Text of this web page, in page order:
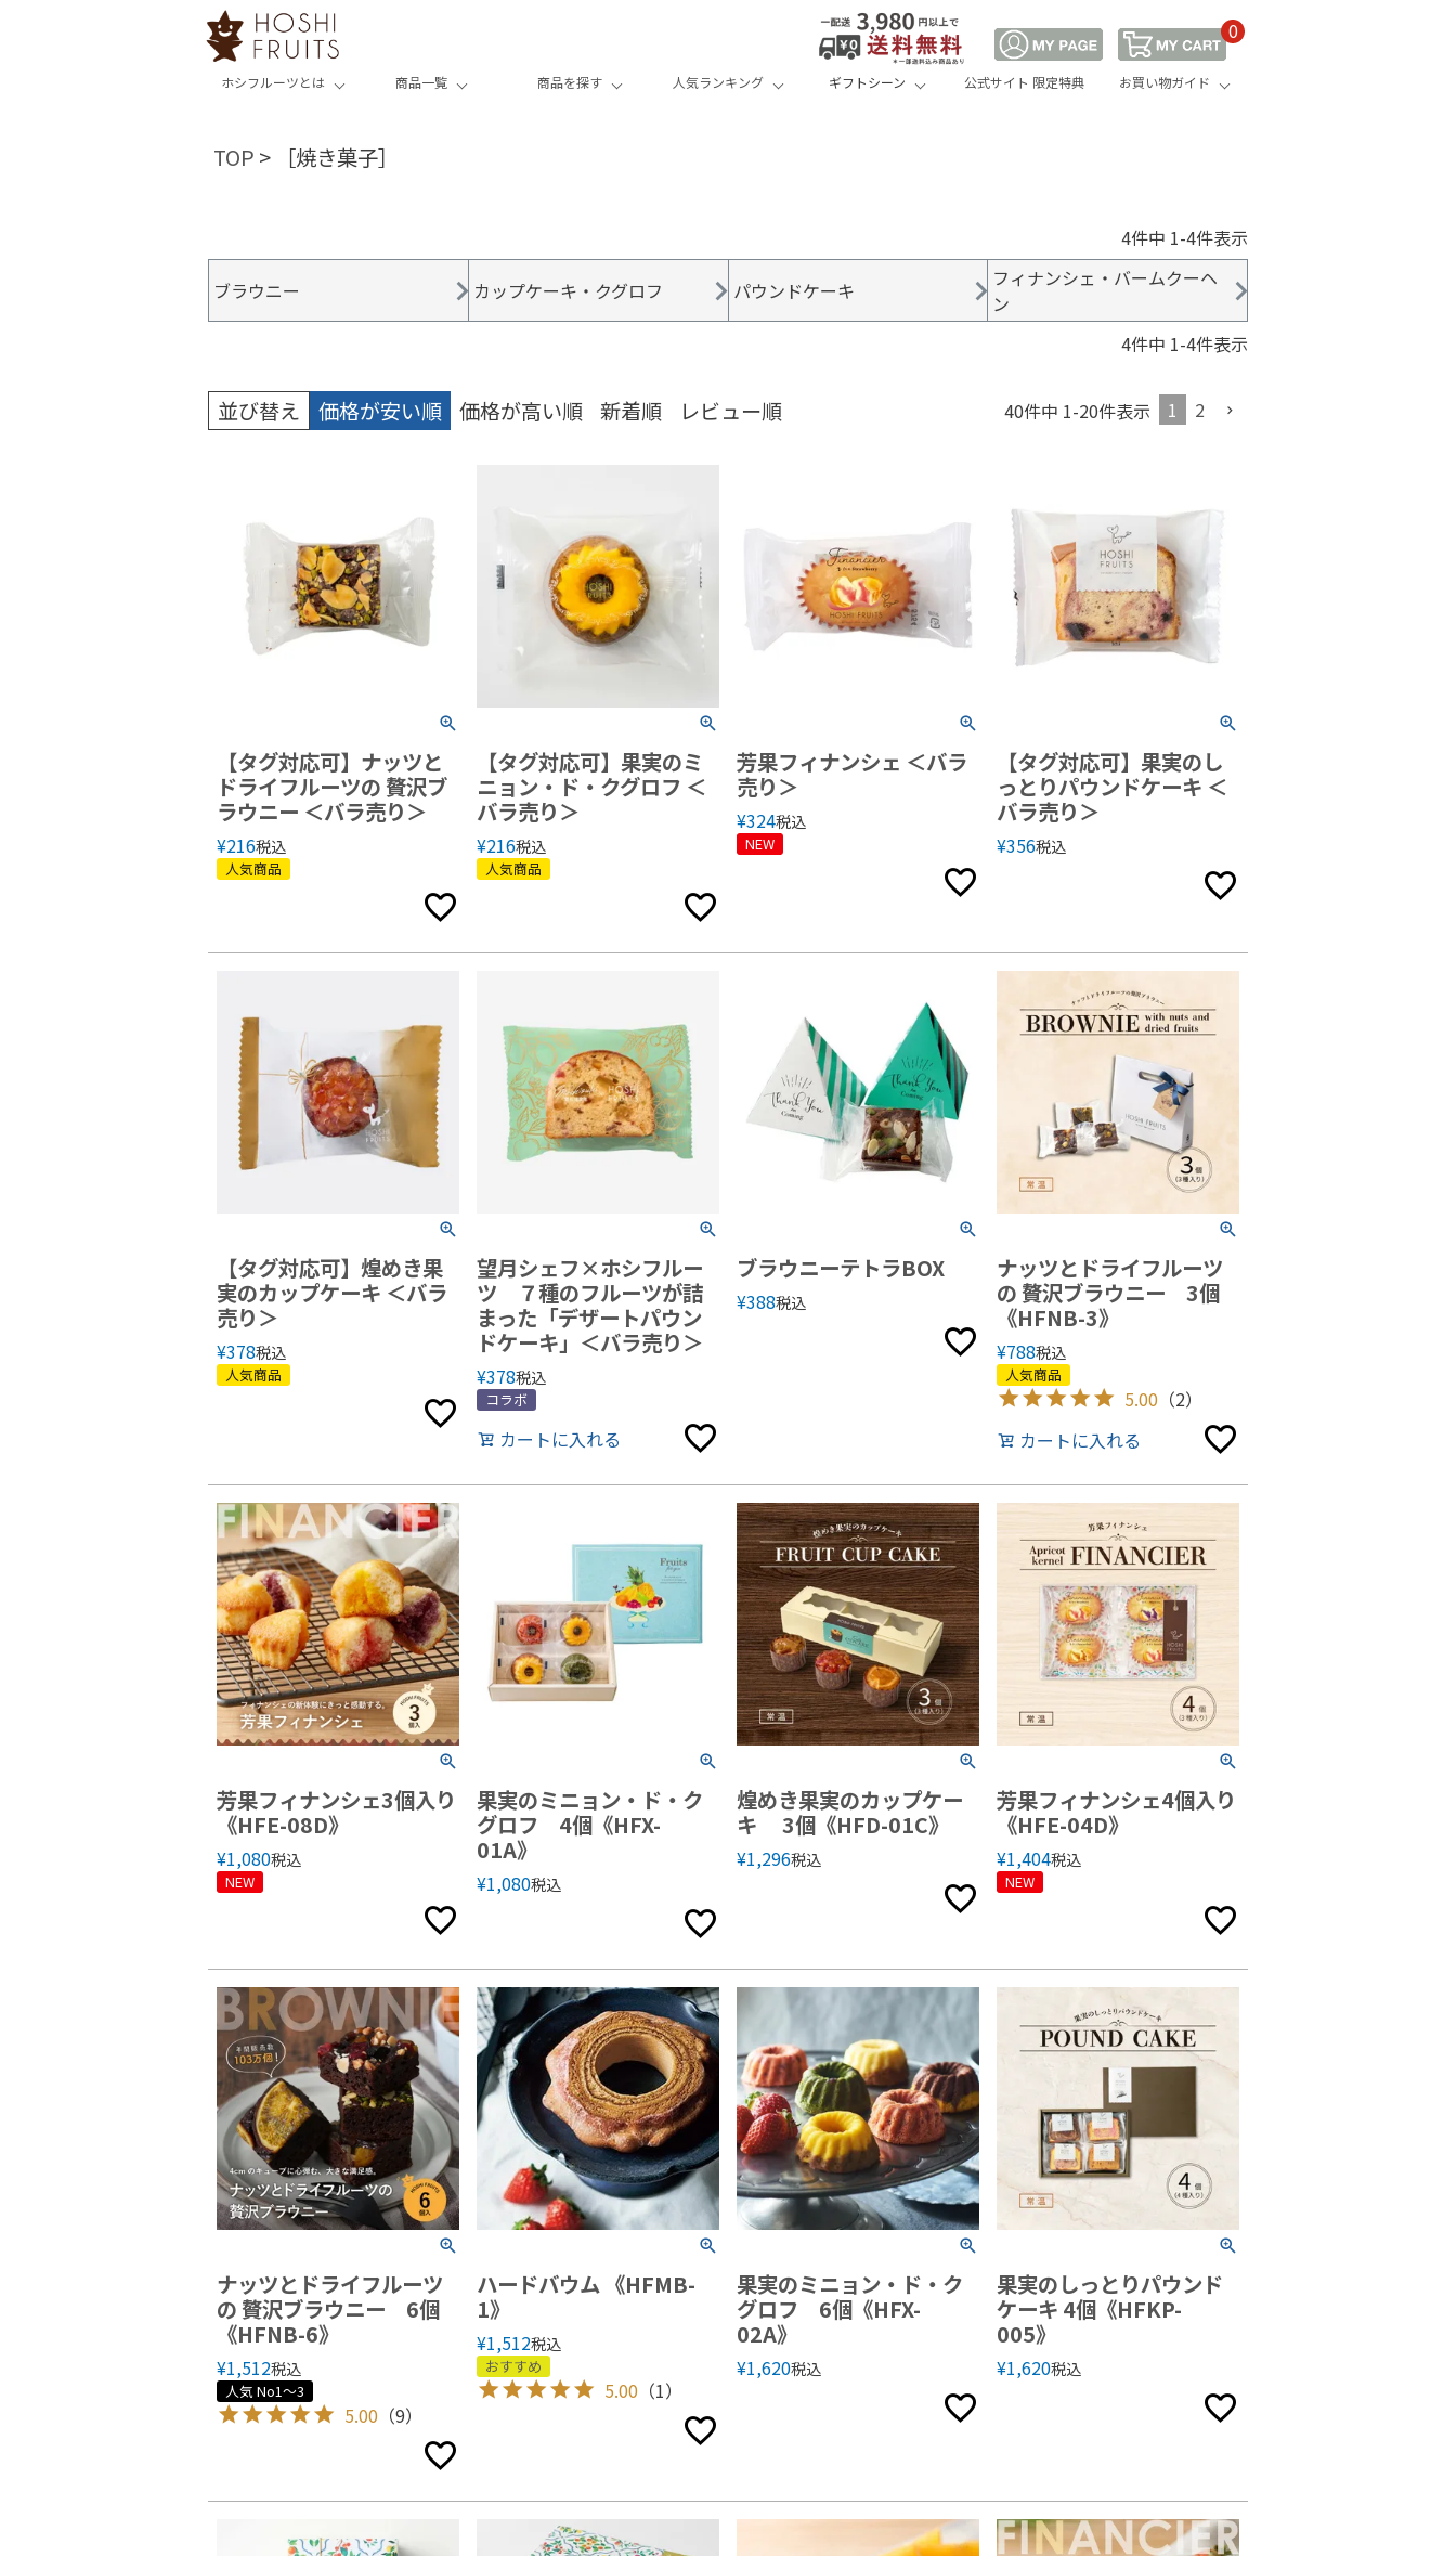
0
ホシフルーツとは 商品一覧 商品を探す 人気ランキング ギフトシーン 公式サイト 限定特典 お買い物ガイド
TOP ［焼き菓子］
4件中 1-4件表示
ブラウニー カップケーキ・クグロフ パウンドケーキ
フィナンシェ・バームクーヘ
ン
4件中 1-4件表示
並び替え 価格が安い順 価格が高い順 新着順 レビュー順 40件中 1-20件表示 1 2
【タグ対応可】ナッツと
ドライフルーツの 贅沢ブ
ラウニー ＜バラ売り＞
¥216税込
人気商品
【タグ対応可】果実のミ
ニョン・ド・クグロフ ＜
バラ売り＞
¥216税込
人気商品
芳果フィナンシェ ＜バラ
売り＞
¥324税込
NEW
【タグ対応可】果実のし
っとりパウンドケーキ ＜
バラ売り＞
¥356税込
【タグ対応可】煌めき果
実のカップケーキ ＜バラ
売り＞
¥378税込
人気商品
望月シェフ×ホシフルー
ツ ７種のフルーツが詰
まった「デザートパウン
ドケーキ」＜バラ売り＞
¥378税込
コラボ
カートに入れる
ブラウニーテトラBOX
¥388税込
ナッツとドライフルーツ
の 贅沢ブラウニー 3個
《HFNB-3》
¥788税込
人気商品
5.00 （2）
カートに入れる
芳果フィナンシェ3個入り
《HFE-08D》
¥1,080税込
NEW
果実のミニョン・ド・ク
グロフ 4個《HFX-
01A》
¥1,080税込
煌めき果実のカップケー
キ 3個《HFD-01C》
¥1,296税込
芳果フィナンシェ4個入り
《HFE-04D》
¥1,404税込
NEW
ナッツとドライフルーツ
の 贅沢ブラウニー 6個
《HFNB-6》
¥1,512税込
人気 No1～3
5.00 （9）
ハードバウム 《HFMB-
1》
¥1,512税込
おすすめ
5.00 （1）
果実のミニョン・ド・ク
グロフ 6個《HFX-
02A》
¥1,620税込
果実のしっとりパウンド
ケーキ 4個《HFKP-
005》
¥1,620税込